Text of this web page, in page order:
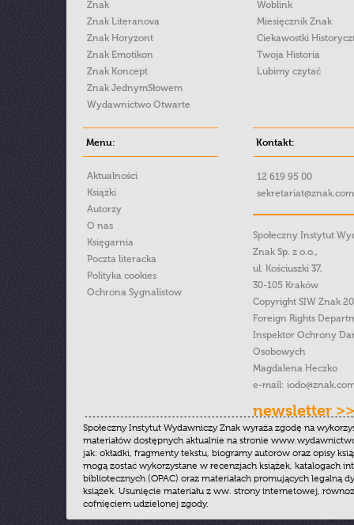
Znak
Znak Literanova
Znak Horyzont
Znak Emotikon
Znak Koncept
Znak JednymSłowem
Wydawnictwo Otwarte
Woblink
Miesięcznik Znak
Ciekawostki
Twoja Historia
Lubimy czytać
Menu:
Aktualności
Książki
Autorzy
O nas
Księgarnia
Poczta literacka
Polityka cookies
Ochrona Sygnalistow
Kontakt:
12 619 95 00
Społeczny Instytut
Znak Sp. z o.o.,
ul. Kościuszki 37,
30-105 Kraków
Copyright SIW Znak
Foreign Rights
Inspektor Ochrony
Osobowych
Magdalena Heczko
e-mail:
newsletter >>
Społeczny Instytut Wydawniczy Znak wyraża zgodę na
materiałów dostępnych aktualnie na stronie
jak: okładki, fragmenty tekstu, biogramy autorów oraz opisy
mogą zostać wykorzystane w recenzjach książek, katalogach
bibliotecznych (OPAC) oraz materiałach promujących legalną
książek. Usunięcie materiału z ww. strony internetowej,
cofnięciem udzielonej zgody.